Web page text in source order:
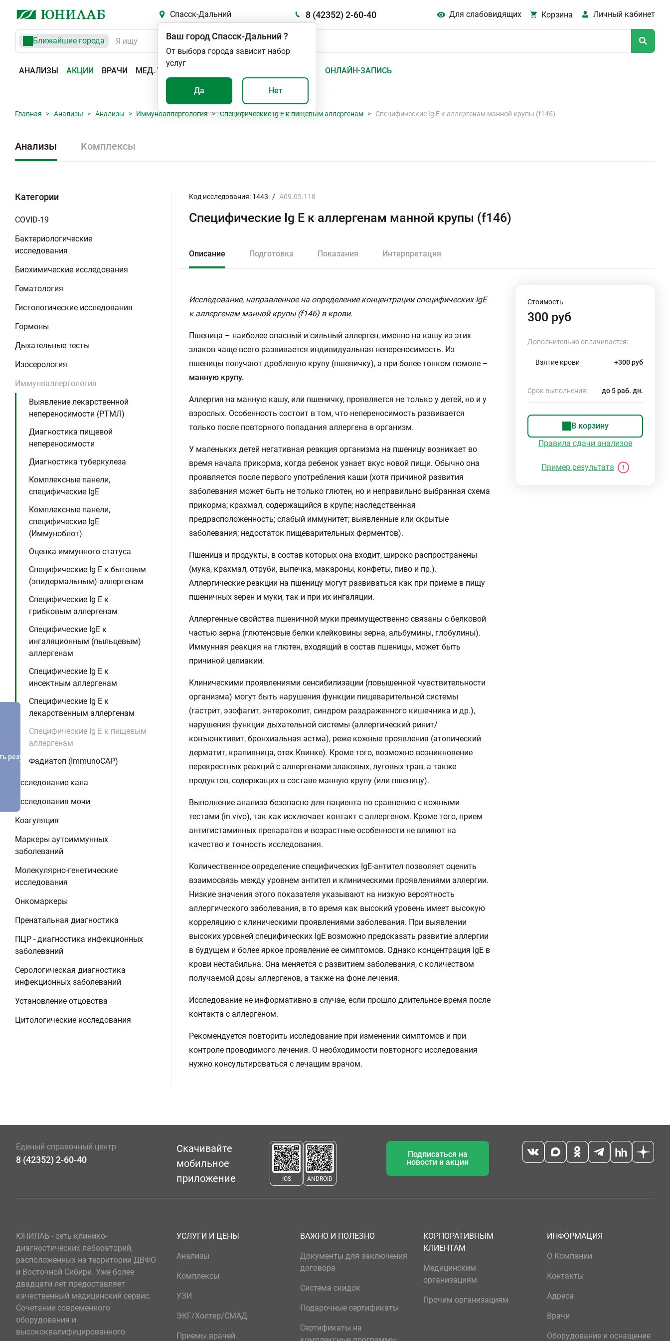
Спасск-Дальний 8 (42352) 2-60-40 Для слабовидящих Корзина Личный кабинет
Ближайшие города
АНАЛИЗЫ АКЦИИ ВРАЧИ МЕД. УСЛУГИ ОНЛАЙН-ЗАПИСЬ
Ваш городСпасск-Дальний?
От выбора города зависит набор
услуг
Да Нет
Главная Анализы Анализы Иммуноаллергология Специфические Ig E к пищевым аллергенам Специфические Ig E к аллергенам манной крупы (f146)
Анализы Комплексы
Категории
COVID-19
Бактериологические
исследования
Биохимические исследования
Гематология
Гистологические исследования
Гормоны
Дыхательные тесты
Изосерология
Иммуноаллергология
Выявление лекарственной
непереносимости (РТМЛ)
Диагностика пищевой
непереносимости
Диагностика туберкулеза
Комплексные панели,
специфические IgE
Комплексные панели,
специфические IgE
(Иммуноблот)
Оценка иммунного статуса
Специфические Ig E к бытовым
(эпидермальным) аллергенам
Специфические Ig E к
грибковым аллергенам
Специфические IgE к
ингаляционным (пыльцевым)
аллергенам
Специфические Ig E к
инсектным аллергенам
Специфические Ig E к
лекарственным аллергенам
Специфические Ig E к пищевым
аллергенам
Фадиатоп (ImmunoCAP)
Исследование кала
Исследования мочи
Коагуляция
Маркеры аутоиммунных
заболеваний
Молекулярно-генетические
исследования
Онкомаркеры
Пренатальная диагностика
ПЦР - диагностика инфекционных
заболеваний
Серологическая диагностика
инфекционных заболеваний
Установление отцовства
Цитологические исследования
Код исследования: 1443 / A09.05.118
Специфические Ig E к аллергенам манной крупы (f146)
Описание Подготовка Показания Интерпретация
Исследование, направленное на определение концентрации специфических IgE
к аллергенам манной крупы (f146) в крови.
Пшеница – наиболее опасный и сильный аллерген, именно на кашу из этих
злаков чаще всего развивается индивидуальная непереносимость. Из
пшеницы получают дробленую крупу (пшеничку), а при более тонком помоле –
манную крупу.
Аллергия на манную кашу, или пшеничку, проявляется не только у детей, но и у
взрослых. Особенность состоит в том, что непереносимость развивается
только после повторного попадания аллергена в организм.
У маленьких детей негативная реакция организма на пшеницу возникает во
время начала прикорма, когда ребенок узнает вкус новой пищи. Обычно она
проявляется после первого употребления каши (хотя причиной развития
заболевания может быть не только глютен, но и неправильно выбранная схема
прикорма; крахмал, содержащийся в крупе; наследственная
предрасположенность; слабый иммунитет; выявленные или скрытые
заболевания; недостаток пищеварительных ферментов).
Пшеница и продукты, в состав которых она входит, широко распространены
(мука, крахмал, отруби, выпечка, макароны, конфеты, пиво и пр.).
Аллергические реакции на пшеницу могут развиваться как при приеме в пищу
пшеничных зерен и муки, так и при их ингаляции.
Аллергенные свойства пшеничной муки преимущественно связаны с белковой
частью зерна (глютеновые белки клейковины зерна, альбумины, глобулины).
Иммунная реакция на глютен, входящий в состав пшеницы, может быть
причиной целиакии.
Клиническими проявлениями сенсибилизации (повышенной чувствительности
организма) могут быть нарушения функции пищеварительной системы
(гастрит, эзофагит, энтероколит, синдром раздраженного кишечника и др.),
нарушения функции дыхательной системы (аллергический ринит/
конъюнктивит, бронхиальная астма), реже кожные проявления (атопический
дерматит, крапивница, отек Квинке). Кроме того, возможно возникновение
перекрестных реакций с аллергенами злаковых, луговых трав, а также
продуктов, содержащих в составе манную крупу (или пшеницу).
Выполнение анализа безопасно для пациента по сравнению с кожными
тестами (in vivo), так как исключает контакт с аллергеном. Кроме того, прием
антигистаминных препаратов и возрастные особенности не влияют на
качество и точность исследования.
Количественное определение специфических IgE-антител позволяет оценить
взаимосвязь между уровнем антител и клиническими проявлениями аллергии.
Низкие значения этого показателя указывают на низкую вероятность
аллергического заболевания, в то время как высокий уровень имеет высокую
корреляцию с клиническими проявлениями заболевания. При выявлении
высоких уровней специфических IgE возможно предсказать развитие аллергии
в будущем и более яркое проявление ее симптомов. Однако концентрация IgE в
крови нестабильна. Она меняется с развитием заболевания, с количеством
получаемой дозы аллергенов, а также на фоне лечения.
Исследование не информативно в случае, если прошло длительное время после
контакта с аллергеном.
Рекомендуется повторить исследование при изменении симптомов и при
контроле проводимого лечения. О необходимости повторного исследования
нужно консультироваться с лечащим врачом.
Стоимость
300 руб
Дополнительно оплачивается:
Взятие крови +300 руб
Срок выполнения: до 5 раб. дн.
В корзину
Правила сдачи анализов
Пример результата
результатов
Единый справочный центр
8 (42352) 2-60-40
Скачивайте
мобильное
приложение
IOS ANDROID
Подписаться на
новости и акции
ЮНИЛАБ - сеть клинико-
диагностических лабораторий,
расположенных на территории ДВФО
и Восточной Сибири. Уже более
двадцати лет предоставляет
качественный медицинский сервис.
Сочетание современного
оборудования и
высококвалифицированного
УСЛУГИ И ЦЕНЫ
Анализы
Комплексы
УЗИ
ЭКГ/Холтер/СМАД
Приемы врачей
ВАЖНО И ПОЛЕЗНО
Документы для заключения
договора
Система скидок
Подарочные сертификаты
Сертификаты на
КОРПОРАТИВНЫМ
КЛИЕНТАМ
Медицинским
организациям
Прочим организациям
ИНФОРМАЦИЯ
О Компании
Контакты
Адреса
Врачи
Оборудование и оснащение